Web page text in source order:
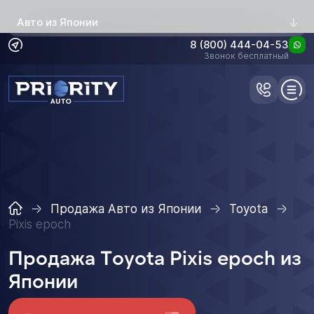
Авто из Японии
8 (800) 444-04-53
Звонок бесплатный
Продажа Авто из Японии
Toyota
Pixis epoch
Продажа Toyota Pixis epoch из
Японии